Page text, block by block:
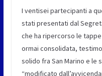
I ventisei partecipanti a
stati presentati dal
che ha ripercorso le
ormai consolidata,
solido fra San Marino e le
“modificato